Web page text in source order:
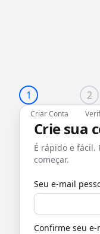
1
Criar Conta
2
Crie sua
É rápido e fácil.
começar.
Seu e-mail
Confirme seu